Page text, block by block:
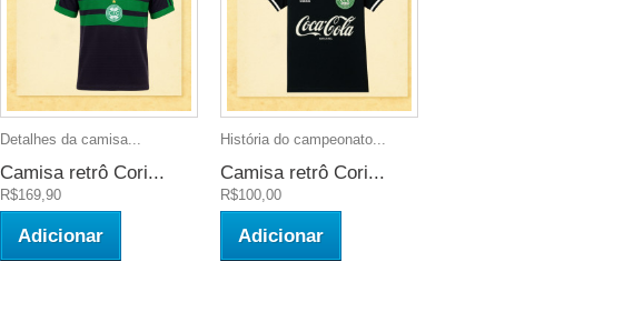
Detalhes da camisa...
Camisa retrô Cori...
R$169,90
Adicionar
História do campeonato...
Camisa retrô Cori...
R$100,00
Adicionar